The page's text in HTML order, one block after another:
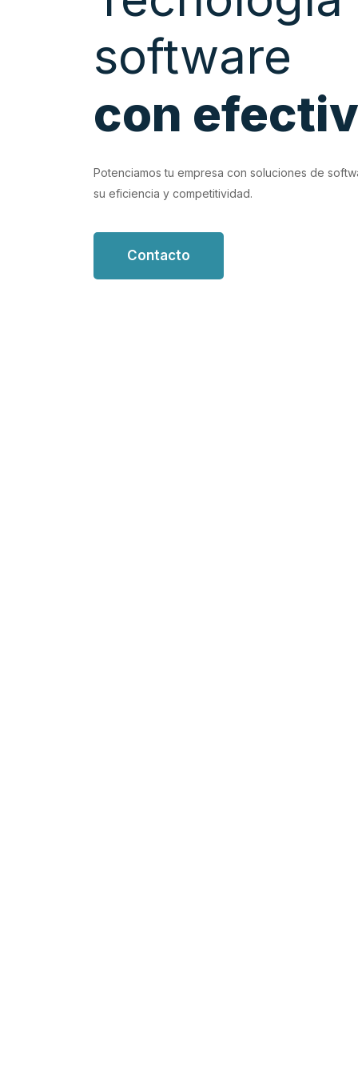
software
con
Potenciamos tu empresa con soluciones de
su eficiencia y competitividad.
Contacto
soluciones de software personalizadas que
flujos de trabajo.